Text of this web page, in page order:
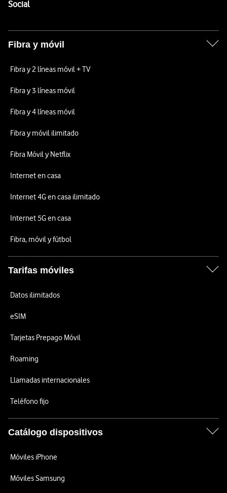
SocialEnlaces a las redes sociales de Vodafone
Fibra y móvil
Fibra y 2 líneas móvil + TV
Fibra y 3 líneas móvil
Fibra y 4 líneas móvil
Fibra y móvil ilimitado
Fibra Móvil y Netflix
Internet en casa
Internet 4G en casa ilimitado
Internet 5G en casa
Fibra, móvil y fútbol
Tarifas móviles
Datos ilimitados
eSIM
Tarjetas Prepago Móvil
Roaming
Llamadas internacionales
Teléfono fijo
Catálogo dispositivos
Móviles iPhone
Móviles Samsung